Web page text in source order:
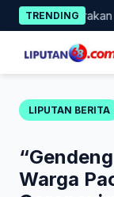
Skip
to
content
TRENDING
Gerakan
LIPUTAN BERITA
Warga